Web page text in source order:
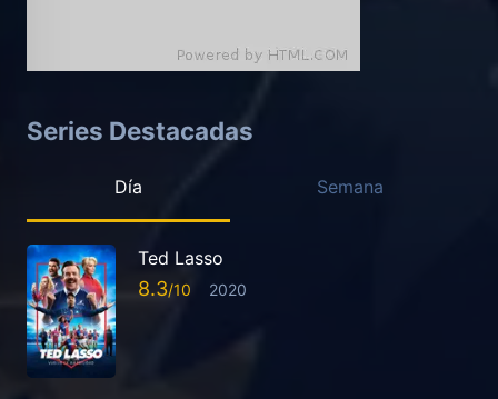
Series Destacadas
Día Semana
Ted Lasso
8.3 2020